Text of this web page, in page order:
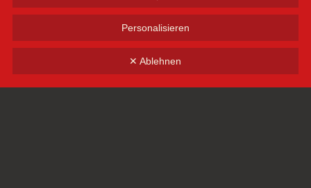
Profiling ist jede Art der automatisierten Verarbeitung
personenbezogener Daten, die darin besteht, dass diese
personenbezogenen Daten verwendet werden, um bestimmte
persönliche Aspekte, die sich auf eine natürliche Person
beziehen, zu bewerten, insbesondere, um Aspekte bezüglich
Personalisieren
✕ Ablehnen